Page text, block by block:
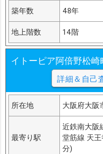
築年数 48年
地上階数 14階
イトーピア阿倍野松崎
詳細＆自己
所在地 大阪府大阪
最寄り駅
近鉄南大阪
堂筋線 天
分)